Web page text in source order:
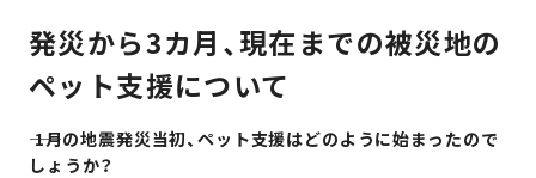
発災から3カ月、現在までの被災地の
ペット支援について
―― 1月の地震発災当初、ペット支援はどのように始まったので
しょうか？